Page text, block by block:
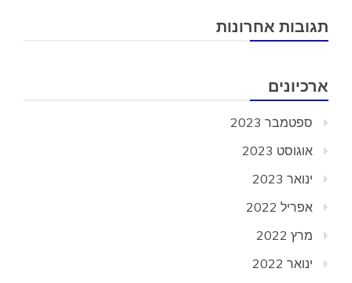
תגובות אחרונות
ארכיונים
ספטמבר 2023
אוגוסט 2023
ינואר 2023
אפריל 2022
מרץ 2022
ינואר 2022